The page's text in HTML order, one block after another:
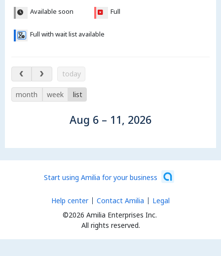
Available soon Full
Full with wait list available
Aug 6 – 11, 2026
today
month week list
Aug 6 – 11, 2026
Start using Amilia for your business
©2026 Amilia Enterprises Inc.
All rights reserved.
Help center Contact Amilia Legal